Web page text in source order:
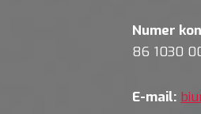
Numer
86 1030
E-mail: